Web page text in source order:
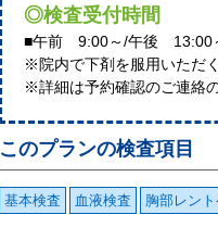
◎検査受付時間
■午前 9:00～/午後 13:00
※院内で下剤を服用いただ
※詳細は予約確認のご連絡
このプランの検査項目
基本検査 血液検査 胸部レン